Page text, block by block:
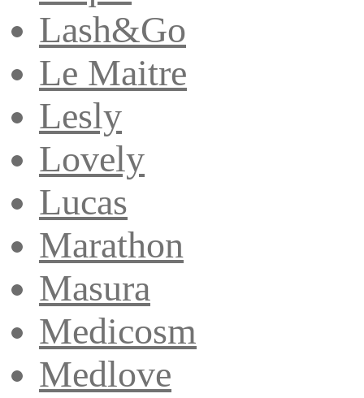
Lash&Go
Le Maitre
Lesly
Lovely
Lucas
Marathon
Masura
Medicosm
Medlove